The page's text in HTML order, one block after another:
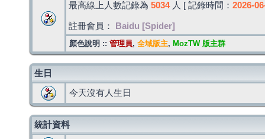
最高線上人數記錄為 5034人 [ 記錄時間： 2026-
註冊會員： Baidu [Spider]
顏色說明 :: 管理員, 全域版主, MozTW 版主群
生日
今天沒有人生日
統計資料